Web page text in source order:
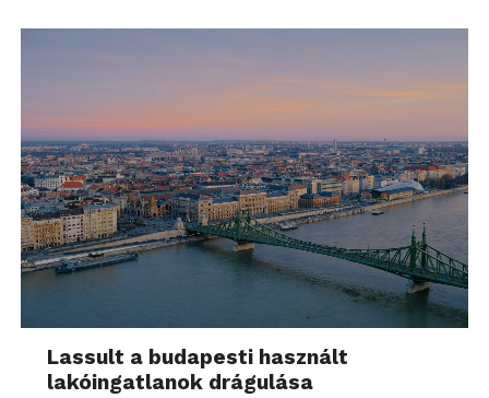
Lassult a budapesti használt
lakóingatlanok drágulása